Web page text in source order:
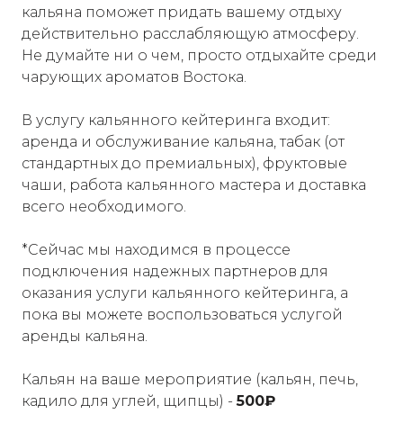
кальяна поможет придать вашему отдыху
действительно расслабляющую атмосферу.
Не думайте ни о чем, просто отдыхайте среди
чарующих ароматов Востока.
В услугу кальянного кейтеринга входит:
аренда и обслуживание кальяна, табак (от
стандартных до премиальных), фруктовые
чаши, работа кальянного мастера и доставка
всего необходимого.
*Сейчас мы находимся в процессе
подключения надежных партнеров для
оказания услуги кальянного кейтеринга, а
пока вы можете воспользоваться услугой
аренды кальяна.
Кальян на ваше мероприятие (кальян, печь,
кадило для углей, щипцы) -500₽